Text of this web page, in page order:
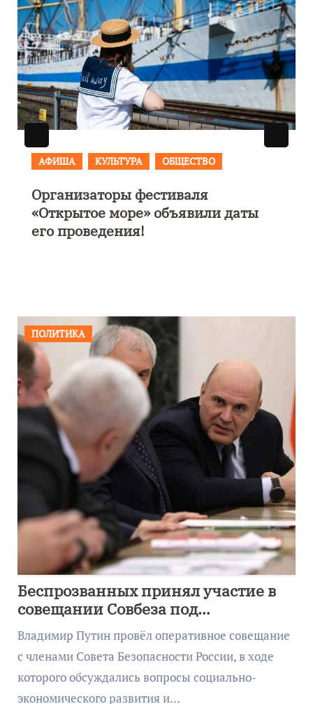
АФИША КУЛЬТУРА ОБЩЕСТВО
Организаторы фестиваля
«Открытое море» объявили даты
его проведения!
ПОЛИТИКА
Беспрозванных принял участие в
совещании Совбеза под
руководством Путина
Владимир Путин провёл оперативное совещание
с членами Совета Безопасности России, в ходе
которого обсуждались вопросы социально-
экономического развития и…